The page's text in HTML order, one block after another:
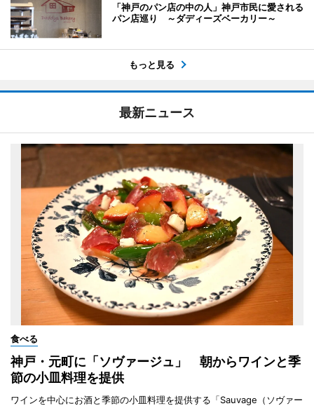
「神戸のパン店の中の人」神戸市民に愛される
パン店巡り ～ダディーズベーカリー～
もっと見る
最新ニュース
食べる
神戸・元町に「ソヴァージュ」 朝からワインと季
節の小皿料理を提供
ワインを中心にお酒と季節の小皿料理を提供する「Sauvage（ソヴァー